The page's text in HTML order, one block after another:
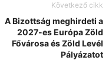
Következő cikk
A Bizottság meghirdeti a
2027-es Európa Zöld
Fővárosa és Zöld Levél
Pályázatot